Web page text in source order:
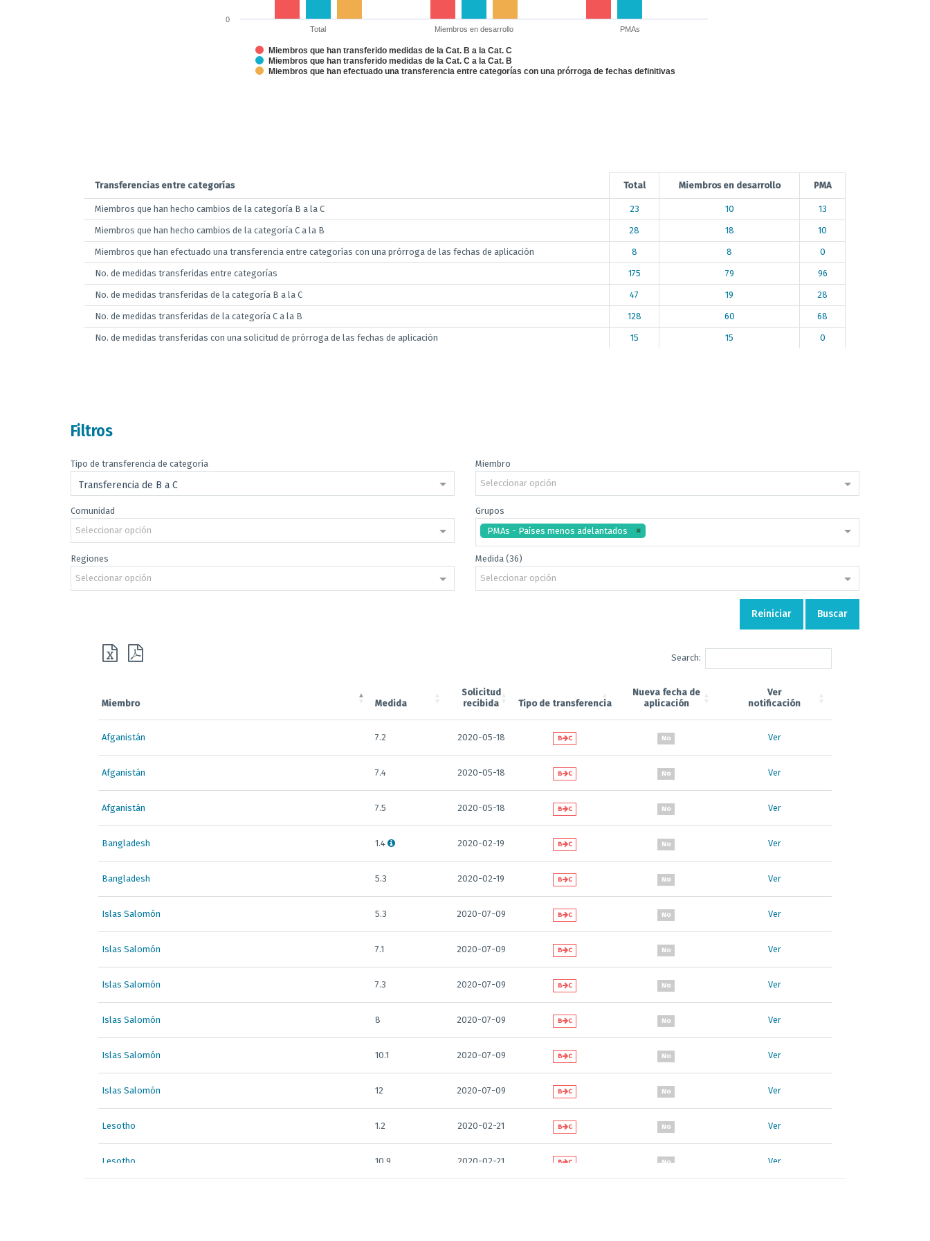
Miembros que han transferido medidas de la Cat. B a la Cat. C
Miembros que han transferido medidas de la Cat. C a la Cat. B
Miembros que han efectuado una transferencia entre categorías con una prórroga de fechas definitivas
Total Miembros en desarrollo PMAs
0
Transferencias entre categorías Total Miembros en desarrollo PMA
Miembros que han hecho cambios de la categoría B a la C 23 10 13
Miembros que han hecho cambios de la categoría C a la B 28 18 10
Miembros que han efectuado una transferencia entre categorías con una prórroga de las fechas de aplicación 8 8 0
No. de medidas transferidas entre categorías 175 79 96
No. de medidas transferidas de la categoría B a la C 47 19 28
No. de medidas transferidas de la categoría C a la B 128 60 68
No. de medidas transferidas con una solicitud de prórroga de las fechas de aplicación 15 15 0
Filtros
Tipo de transferencia de categoría
Transferencia de B a C
Miembro
Seleccionar opción
Comunidad
Seleccionar opción
Grupos
PMAs - Países menos adelantados
Regiones
Seleccionar opción
Medida (36)
Seleccionar opción
Reiniciar Buscar
Search:
Miembro Medida
Solicitud
recibida
Tipo de transferencia
Nueva fecha de
aplicación
Ver
notificación
Afganistán 7.2 2020-05-18 B C No Ver
Afganistán 7.4 2020-05-18 B C No Ver
Afganistán 7.5 2020-05-18 B C No Ver
Bangladesh 1.4 2020-02-19 B C No Ver
Bangladesh 5.3 2020-02-19 B C No Ver
Islas Salomón 5.3 2020-07-09 B C No Ver
Islas Salomón 7.1 2020-07-09 B C No Ver
Islas Salomón 7.3 2020-07-09 B C No Ver
Islas Salomón 8 2020-07-09 B C No Ver
Islas Salomón 10.1 2020-07-09 B C No Ver
Islas Salomón 12 2020-07-09 B C No Ver
Lesotho 1.2 2020-02-21 B C No Ver
Lesotho 10.9 2020-02-21 B C No Ver